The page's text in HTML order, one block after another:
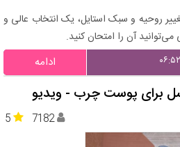
روحیه و سبک استایل، یک انتخاب عالی و
آن را امتحان کنید.
ادامه
برای پوست چرب - ویدیو
5 7182